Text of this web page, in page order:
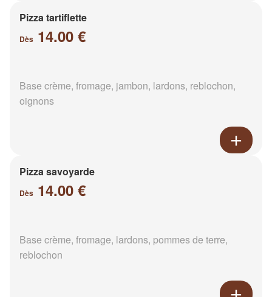
Pizza tartiflette
Dès 14.00 €
Base crème, fromage, jambon, lardons, reblochon,
oignons
Pizza savoyarde
Dès 14.00 €
Base crème, fromage, lardons, pommes de terre,
reblochon